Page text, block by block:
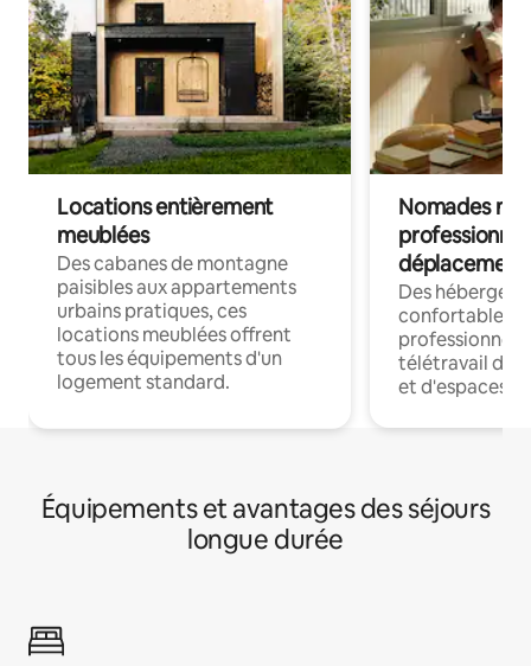
Locations entièrement
meublées
Des cabanes de montagne
paisibles aux appartements
urbains pratiques, ces
locations meublées offrent
tous les équipements d'un
logement standard.
Nomades
déplacement
Des
confortables
professionnels
télétravail
et d'espaces
Équipements et avantages des séjours
longue durée